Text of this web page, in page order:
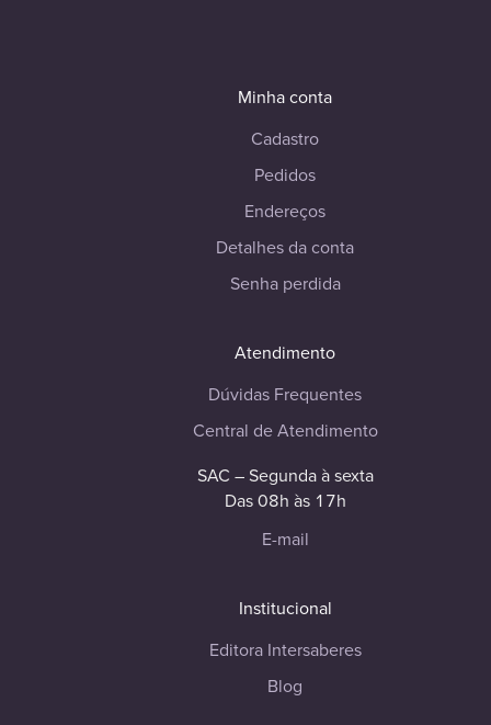
Minha conta
Cadastro
Pedidos
Endereços
Detalhes da conta
Senha perdida
Atendimento
Dúvidas Frequentes
Central de Atendimento
SAC – Segunda à sexta
Das 08h às 17h
E-mail
Institucional
Editora Intersaberes
Blog